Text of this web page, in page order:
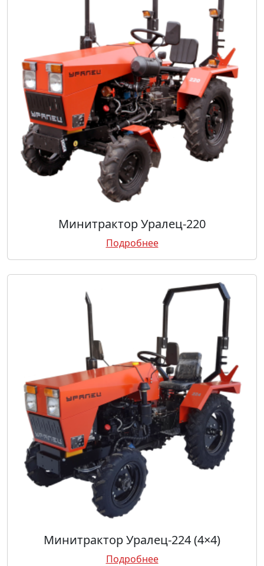
Минитрактор Уралец-220
Подробнее
Минитрактор Уралец-224 (4×4)
Подробнее